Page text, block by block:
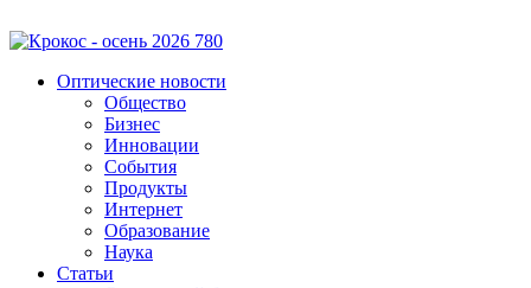
Оптические новости
Общество
Бизнес
Инновации
События
Продукты
Интернет
Образование
Наука
Статьи